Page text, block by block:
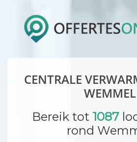
CENTRALE
WEMMEL
Bereik tot 1087
rond